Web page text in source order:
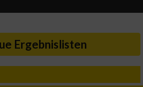
Ergebnislisten